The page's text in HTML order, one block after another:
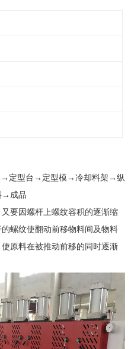
→定型台→定型模→冷却料架→纵
→成品
要因螺杆上螺纹容积的逐渐缩
螺纹使翻动前移物料间及物料
原料在被推动前移的同时逐渐